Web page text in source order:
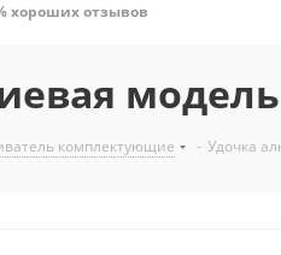
хороших отзывов
модель
комплектующие - Удочка